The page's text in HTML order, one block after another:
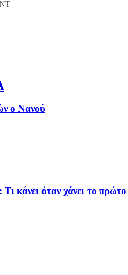
ο Νανού
κάνει όταν χάνει το πρώτο